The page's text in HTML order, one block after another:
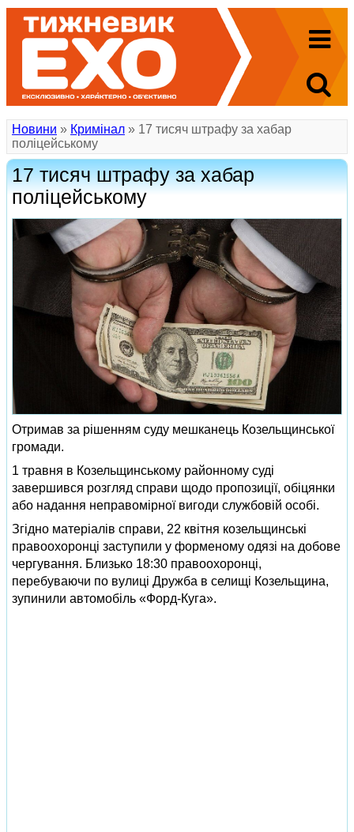
Новини » Кримінал » 17 тисяч штрафу за хабар
поліцейському
17 тисяч штрафу за хабар
поліцейському
Отримав за рішенням суду мешканець Козельщинської
громади.
1 травня в Козельщинському районному суді
завершився розгляд справи щодо пропозиції, обіцянки
або надання неправомірної вигоди службовій особі.
Згідно матеріалів справи, 22 квітня козельщинські
правоохоронці заступили у форменому одязі на добове
чергування. Близько 18:30 правоохоронці,
перебуваючи по вулиці Дружба в селищі Козельщина,
зупинили автомобіль «Форд-Куга».